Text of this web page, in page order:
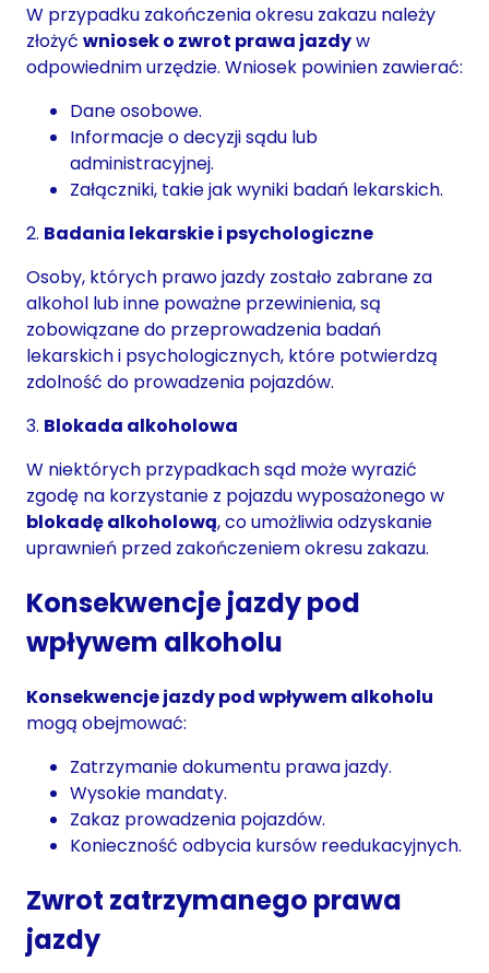
W przypadku zakończenia okresu zakazu należy
złożyć wniosek o zwrot prawa jazdyw
odpowiednim urzędzie. Wniosek powinien zawierać:
Dane osobowe.
Informacje o decyzji sądu lub
administracyjnej.
Załączniki, takie jak wyniki badań lekarskich.
2. Badania lekarskie i psychologiczne
Osoby, których prawo jazdy zostało zabrane za
alkohol lub inne poważne przewinienia, są
zobowiązane do przeprowadzenia badań
lekarskich i psychologicznych, które potwierdzą
zdolność do prowadzenia pojazdów.
3. Blokada alkoholowa
W niektórych przypadkach sąd może wyrazić
zgodę na korzystanie z pojazdu wyposażonego w
blokadę alkoholową, co umożliwia odzyskanie
uprawnień przed zakończeniem okresu zakazu.
Konsekwencje jazdy pod
wpływem alkoholu
Konsekwencje jazdy pod wpływem alkoholu
mogą obejmować:
Zatrzymanie dokumentu prawa jazdy.
Wysokie mandaty.
Zakaz prowadzenia pojazdów.
Konieczność odbycia kursów reedukacyjnych.
Zwrot zatrzymanego prawa
jazdy